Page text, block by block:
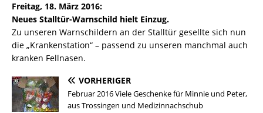
Freitag, 18. März 2016:
Neues Stalltür-Warnschild hielt Einzug.
Zu unseren Warnschildern an der Stalltür gesellte sich nun
die „Krankenstation“ – passend zu unseren manchmal auch
kranken Fellnasen.
VORHERIGER
Februar 2016 Viele Geschenke für Minnie und Peter,
aus Trossingen und Medizinnachschub